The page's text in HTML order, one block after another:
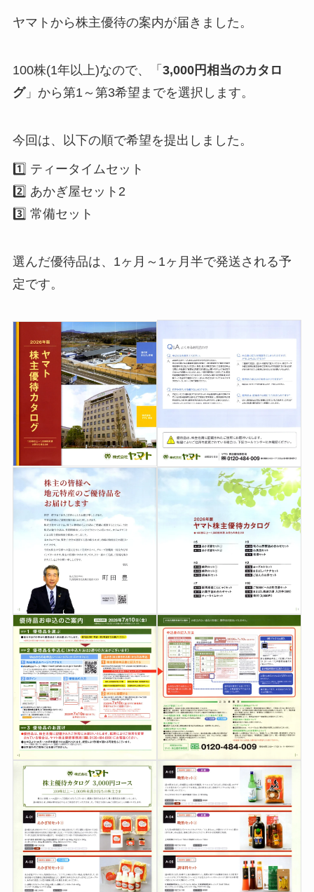
ヤマトから株主優待の案内が届きました。
100株(1年以上)なので、「 3,000円相当のカタロ
グ」から第1～第3希望までを選択します。
今回は、以下の順で希望を提出しました。
1️⃣ ティータイムセット
2️⃣ あかぎ屋セット2
3️⃣ 常備セット
選んだ優待品は、1ヶ月～1ヶ月半で発送される予
定です。